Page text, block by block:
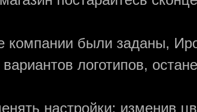
компании были заданы,
логотипов,
настройки: изменив